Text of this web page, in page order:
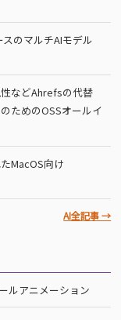
のマルチAIモデル
などAhrefsの代替
ためのOSSオールイ
MacOS向け
AI全記事 →
ルアニメーション